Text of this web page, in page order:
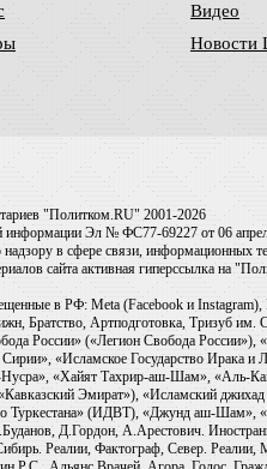
Видео
Новости
"Политком.RU" 2001-2026
информации Эл № ФС77-69227 от 06
в сфере связи, информационных
сайта активная гиперссылка на
в РФ: Meta (Facebook и
Братство, Артподготовка, Тризуб
России» («Легион Свобода
и Сирии», «Исламское Государство
Нусра», «Хайят Тахрир-аш-Шам»,
Эмират»), «Исламский
Туркестана» (ИДВТ), «Джунд аш-
Д.Гордон, А.Арестович.
Реалии, Фактограф, Север.